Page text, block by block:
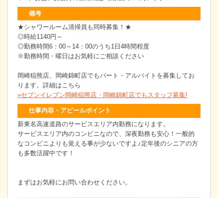
備考
★シャワールーム清掃員も同時募集！★
◎時給1140円～
◎勤務時間6：00～14：00のうち1日4時間程度
※勤務時間・曜日はお気軽にご相談ください
岡崎稲熊店、岡崎錦町店でもパート・アルバイトを募集してお
ります。詳細はこちら
»セブンイレブン岡崎稲熊店・岡崎錦町店でもスタッフ募集!
仕事内容・アピールポイント
新東名高速道路のサービスエリア内勤務になります。
サービスエリア内のコンビニなので、深夜勤務も安心！一般的
なコンビニよりも覚える事が少ないですよ♪定年後のシニアの方
も多数活躍中です！
まずはお気軽にお問い合わせください。